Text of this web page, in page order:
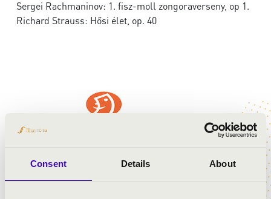
Consent Details About
Sergei Rachmaninov: 1. fisz-moll zongoraverseny, op 1.
Richard Strauss: Hősi élet, op. 40